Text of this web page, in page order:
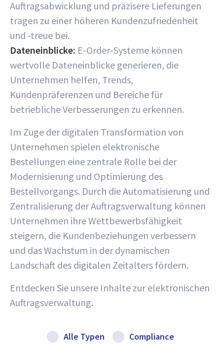
Auftragsabwicklung und präzisere Lieferungen
tragen zu einer höheren Kundenzufriedenheit
und -treue bei.
Dateneinblicke: E-Order-Systeme können
wertvolle Dateneinblicke generieren, die
Unternehmen helfen, Trends,
Kundenpräferenzen und Bereiche für
betriebliche Verbesserungen zu erkennen.
Im Zuge der digitalen Transformation von
Unternehmen spielen elektronische
Bestellungen eine zentrale Rolle bei der
Modernisierung und Optimierung des
Bestellvorgangs. Durch die Automatisierung und
Zentralisierung der Auftragsverwaltung können
Unternehmen ihre Wettbewerbsfähigkeit
steigern, die Kundenbeziehungen verbessern
und das Wachstum in der dynamischen
Landschaft des digitalen Zeitalters fördern.
Entdecken Sie unsere Inhalte zur elektronischen
Auftragsverwaltung.
Alle Typen Compliance